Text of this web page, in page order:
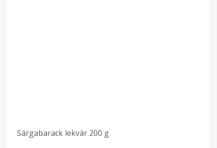
Sárgabarack lekvár 200 g